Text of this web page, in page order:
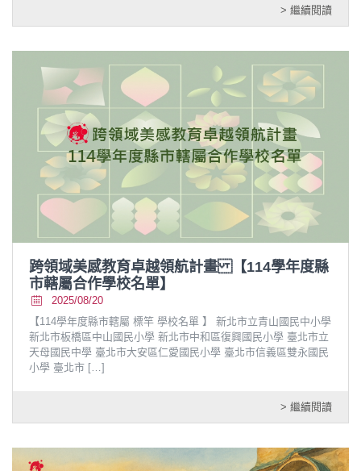
> 繼續閱讀
跨領域美感教育卓越領航計畫 【114學年度縣
市轄屬合作學校名單】
2025/08/20
【114學年度縣市轄屬 標竿 學校名單 】 新北市立青山國民中小學
新北市板橋區中山國民小學 新北市中和區復興國民小學 臺北市立
天母國民中學 臺北市大安區仁愛國民小學 臺北市信義區雙永國民
小學 臺北市 […]
> 繼續閱讀